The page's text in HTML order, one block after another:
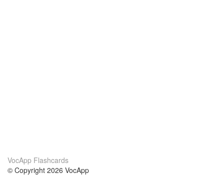
VocApp Flashcards
© Copyright 2026 VocApp